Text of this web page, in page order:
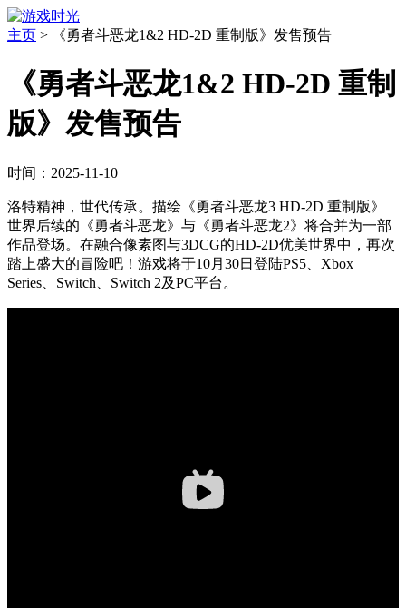
主页 > 《勇者斗恶龙1&2 HD-2D 重制版》发售预告
《勇者斗恶龙1&2 HD-2D 重制
版》发售预告
时间：2025-11-10
洛特精神，世代传承。描绘《勇者斗恶龙3 HD-2D 重制版》
世界后续的《勇者斗恶龙》与《勇者斗恶龙2》将合并为一部
作品登场。在融合像素图与3DCG的HD-2D优美世界中，再次
踏上盛大的冒险吧！游戏将于10月30日登陆PS5、Xbox
Series、Switch、Switch 2及PC平台。